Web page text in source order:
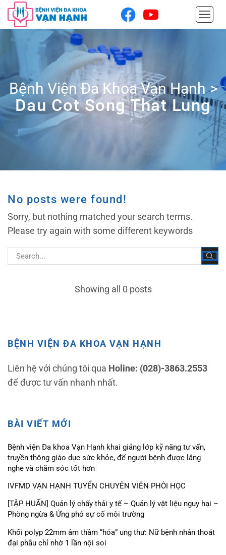
Bệnh Viện Đa Khoa Vạn Hạnh>
Dau Cot Song That Lung
No posts were found!
Sorry, but nothing matched your search terms.
Please try again with some different keywords
Showing all 0 posts
BỆNH VIỆN ĐA KHOA VẠN HẠNH
Liên hệ với chúng tôi qua Holine: (028)-3863.2553
để được tư vấn nhanh nhất.
BÀI VIẾT MỚI
Bệnh viện Đa khoa Vạn Hạnh khai giảng lớp kỹ năng tư vấn,
truyền thông giáo dục sức khỏe, để người bệnh được lắng
nghe và chăm sóc tốt hơn
IVFMD VẠN HẠNH TUYỂN CHUYÊN VIÊN PHÔI HỌC
[TẬP HUẤN] Quản lý chấy thải y tế – Quản lý vật liệu nguy hại –
Phòng ngừa & Ứng phó sự cố môi trường
Khối polyp 22mm âm thầm “hóa” ung thư: Nữ bệnh nhân thoát
đại phẫu chỉ nhờ 1 lần nội soi